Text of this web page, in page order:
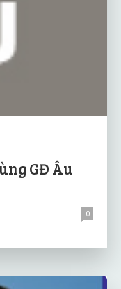
GĐ Âu
0